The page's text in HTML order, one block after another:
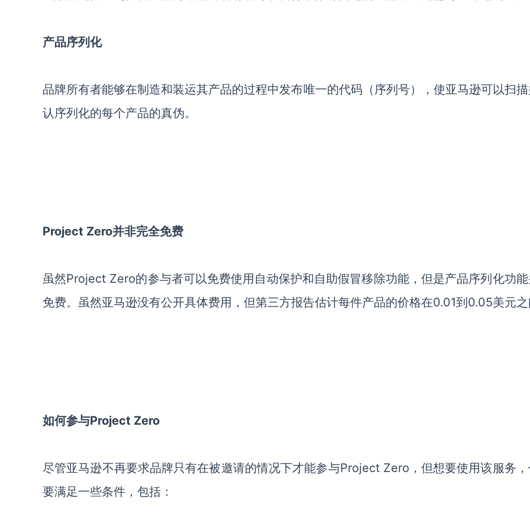
产品序列化
品牌所有者能够在制造和装运其产品的过程中发布唯一的代码（序列号），使亚马逊可以扫
认序列化的每个产品的真伪。
Project Zero并非完全免费
虽然Project Zero的参与者可以免费使用自动保护和自助假冒移除功能，但是产品序列化功
免费。虽然亚马逊没有公开具体费用，但第三方报告估计每件产品的价格在0.01到0.05美元
如何参与Project Zero
尽管亚马逊不再要求品牌只有在被邀请的情况下才能参与Project Zero，但想要使用该服务
要满足一些条件，包括：